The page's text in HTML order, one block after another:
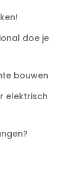
doe je
bouwen
elektrisch